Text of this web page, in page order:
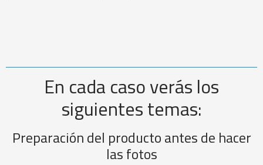
En cada caso verás los
siguientes temas:
Preparación del producto antes de hacer
las fotos